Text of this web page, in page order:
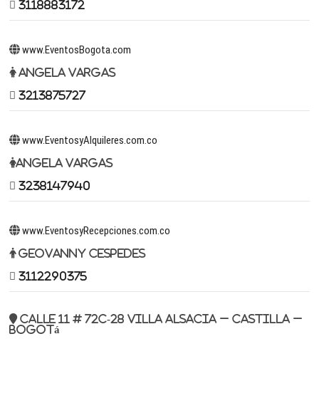
3118883172
www.EventosBogota.com
Angela Vargas
3213875727
www.EventosyAlquileres.com.co
Angela Vargas
3238147940
www.EventosyRecepciones.com.co
Geovanny Cespedes
3112290375
Calle 11 # 72c-28 Villa Alsacia – Castilla –
Bogotá